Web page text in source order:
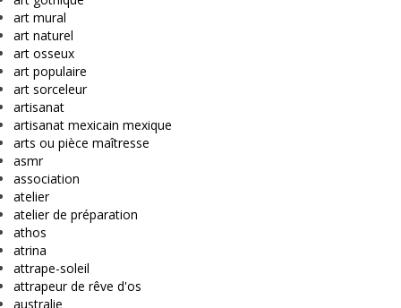
art mural
art naturel
art osseux
art populaire
art sorceleur
artisanat
artisanat mexicain mexique
arts ou pièce maîtresse
asmr
association
atelier
atelier de préparation
athos
atrina
attrape-soleil
attrapeur de rêve d'os
australie